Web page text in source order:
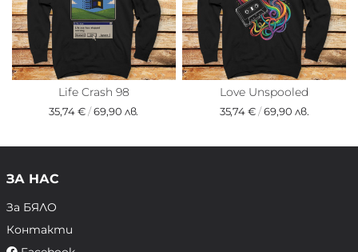
Life Crash 98
35,74 €/69,90 лв.
Love Unspooled
35,74 €/69,90 лв.
ЗА НАС
За БЯЛО
Контакти